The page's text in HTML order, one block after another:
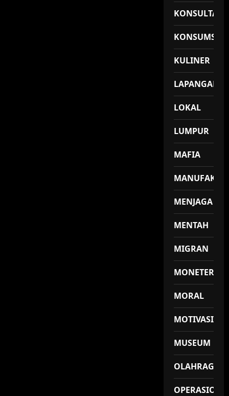
KONSULTASI
KONSUMSI
KULINER
LAPANGAN
LOKAL
LUMPUR
MAFIA
MENJAGA
MENTAH
MIGRAN
MONETER
MORAL
MOTIVASI
MUSEUM
OLAHRAGA